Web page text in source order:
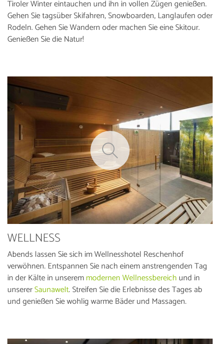
Tiroler Winter eintauchen und ihn in vollen Zügen genießen.
Gehen Sie tagsüber Skifahren, Snowboarden, Langlaufen oder
Rodeln. Gehen Sie Wandern oder machen Sie eine Skitour.
Genießen Sie die Natur!
WELLNESS
Abends lassen Sie sich im Wellnesshotel Reschenhof
verwöhnen. Entspannen Sie nach einem anstrengenden Tag
in der Kälte in unseremmodernen Wellnessbereich und in
unsererSaunawelt. Streifen Sie die Erlebnisse des Tages ab
und genießen Sie wohlig warme Bäder und Massagen.